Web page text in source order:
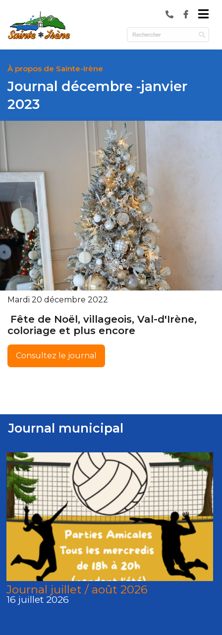
(Municipalité )
À propos de Sainte-Irène
Journal décembre -janvier
2023
Mardi 20 décembre 2022
Fête de Noël, villageois, Val-d'Irène,
coloriage et plus encore
Consultez le journal
Journal municipal
Journal juillet / août 2026
16 juillet 2026